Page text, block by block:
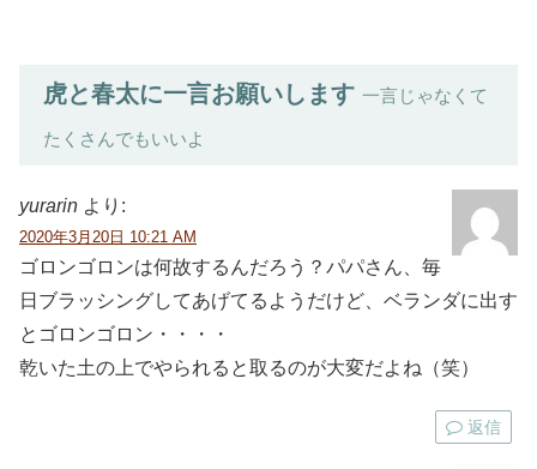
虎と春太に一言お願いします 一言じゃなくて
たくさんでもいいよ
yurarin より:
2020年3月20日 10:21 AM
ゴロンゴロンは何故するんだろう？パパさん、毎
日ブラッシングしてあげてるようだけど、ベランダに出す
とゴロンゴロン・・・・
乾いた土の上でやられると取るのが大変だよね（笑）
返信